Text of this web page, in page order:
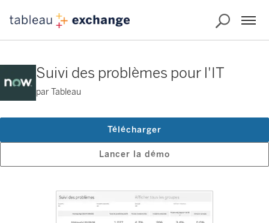
Suivi des problèmes pour l'IT
par Tableau
Lancer la démo
Télécharger